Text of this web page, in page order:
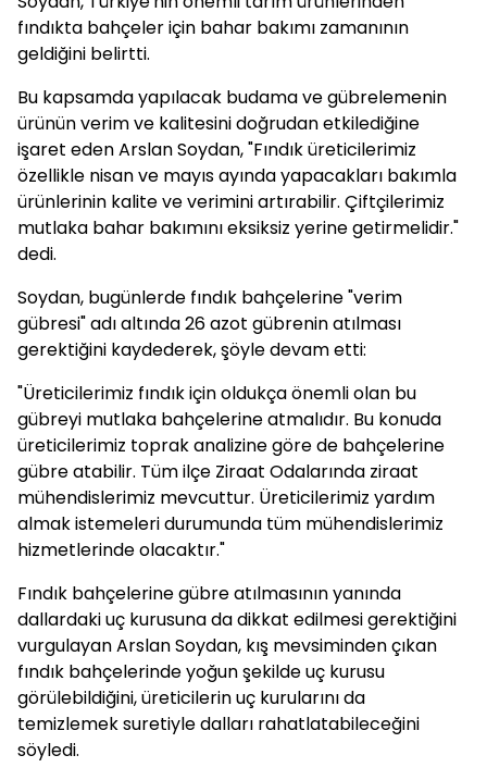
fındıkta bahçeler için bahar bakımı zamanının
geldiğini belirtti.
Bu kapsamda yapılacak budama ve gübrelemenin
ürünün verim ve kalitesini doğrudan etkilediğine
işaret eden Arslan Soydan, "Fındık üreticilerimiz
özellikle nisan ve mayıs ayında yapacakları bakımla
ürünlerinin kalite ve verimini artırabilir. Çiftçilerimiz
mutlaka bahar bakımını eksiksiz yerine getirmelidir."
dedi.
Soydan, bugünlerde fındık bahçelerine "verim
gübresi" adı altında 26 azot gübrenin atılması
gerektiğini kaydederek, şöyle devam etti:
"Üreticilerimiz fındık için oldukça önemli olan bu
gübreyi mutlaka bahçelerine atmalıdır. Bu konuda
üreticilerimiz toprak analizine göre de bahçelerine
gübre atabilir. Tüm ilçe Ziraat Odalarında ziraat
mühendislerimiz mevcuttur. Üreticilerimiz yardım
almak istemeleri durumunda tüm mühendislerimiz
hizmetlerinde olacaktır."
Fındık bahçelerine gübre atılmasının yanında
dallardaki uç kurusuna da dikkat edilmesi gerektiğini
vurgulayan Arslan Soydan, kış mevsiminden çıkan
fındık bahçelerinde yoğun şekilde uç kurusu
görülebildiğini, üreticilerin uç kurularını da
temizlemek suretiyle dalları rahatlatabileceğini
söyledi.